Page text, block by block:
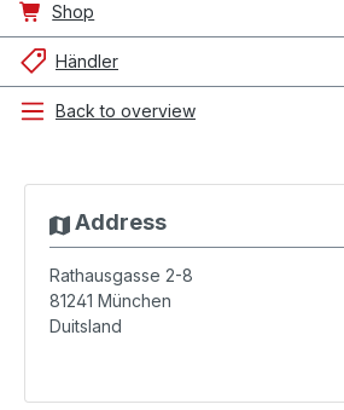
Shop
Händler
Back to overview
Address
Rathausgasse 2-8
81241 München
Duitsland